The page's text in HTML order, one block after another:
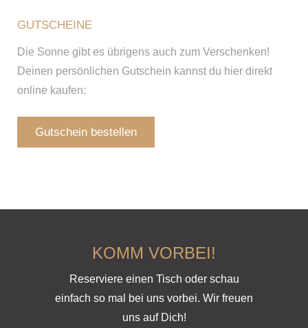
GUTSCHEINE
Die Sonne gibt es übrigens auch zum Verschenken!
Deinen persönlichen Gutschein kannst du hier direkt
online kaufen:
Gutschein bestellen
KOMM VORBEI!
Reserviere einen Tisch oder schau
einfach so mal bei uns vorbei. Wir freuen
uns auf Dich!